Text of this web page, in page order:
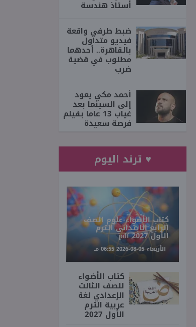
أستاذ هندسة
ضبط طرفي واقعة
فيديو متداول
بالقاهرة.. أحدهما
مطلوب في قضية
ضرب
أحمد مكي يعود
إلى السينما بعد
غياب 13 عاما بفيلم
فرصة سعيدة
♥ ترند اليوم
كتاب الأضواء علوم الصف
الرابع الابتدائي الترم
الأول 2027 pdf
الأربعاء 05-08-2026 06:55 مـ
كتاب الأضواء
للصف الثالث
الإعدادي لغة
عربية الترم
الأول 2027